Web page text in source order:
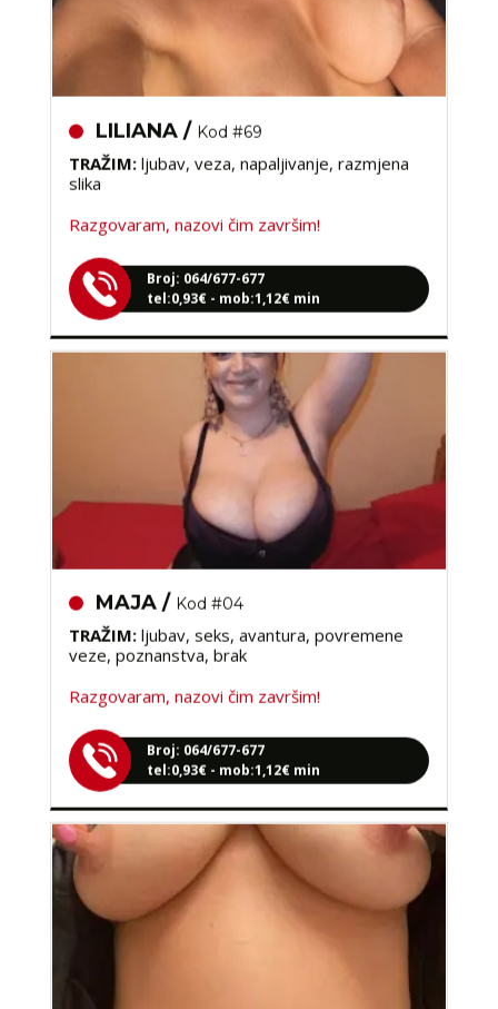
LILIANA /Kod #69
TRAŽIM:ljubav, veza, napaljivanje, razmjena
slika
Razgovaram, nazovi čim završim!
tel:0,93€ - mob:1,12€ min
MAJA /Kod #04
TRAŽIM:ljubav, seks, avantura, povremene
veze, poznanstva, brak
Razgovaram, nazovi čim završim!
tel:0,93€ - mob:1,12€ min